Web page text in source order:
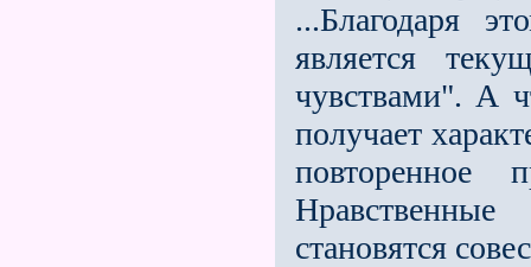
...Благодаря
является
чувствами". А
получает
повторенное
становятся